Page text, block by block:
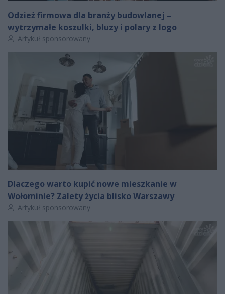
Odzież firmowa dla branży budowlanej –
wytrzymałe koszulki, bluzy i polary z logo
Autor artykułu:
Artykuł sponsorowany
Dlaczego warto kupić nowe mieszkanie w
Wołominie? Zalety życia blisko Warszawy
Autor artykułu:
Artykuł sponsorowany